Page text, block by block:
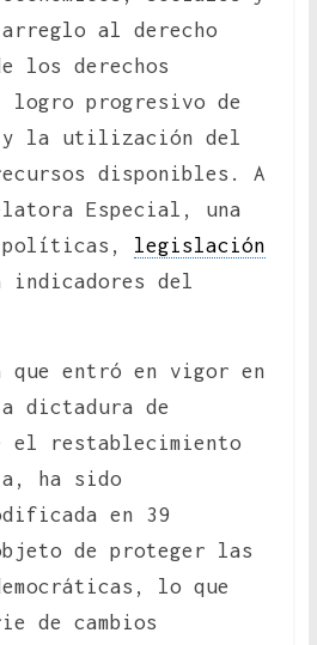
al derecho
los derechos
logro progresivo de
la utilización del
disponibles. A
Especial, una
políticas, legislación
indicadores del
que entró en vigor en
dictadura de
el restablecimiento
ha sido
en 39
de proteger las
lo que
de cambios